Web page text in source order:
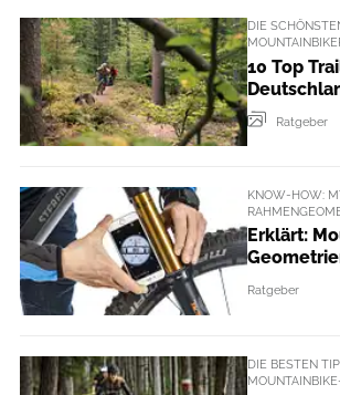
DIE
10 Top
Ratgeber
KNOW-HOW:
Erklärt:
Ratgeber
DIE BESTEN